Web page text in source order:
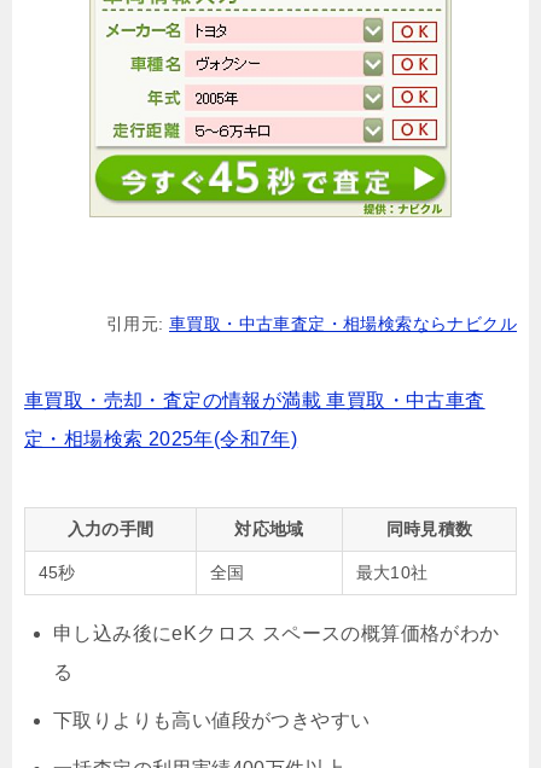
引用元: 車買取・中古車査定・相場検索ならナビクル
車買取・売却・査定の情報が満載 車買取・中古車査
定・相場検索 2025年(令和7年)
入力の手間 対応地域 同時見積数
45秒 全国 最大10社
申し込み後にeKクロス スペースの概算価格がわか
る
下取りよりも高い値段がつきやすい